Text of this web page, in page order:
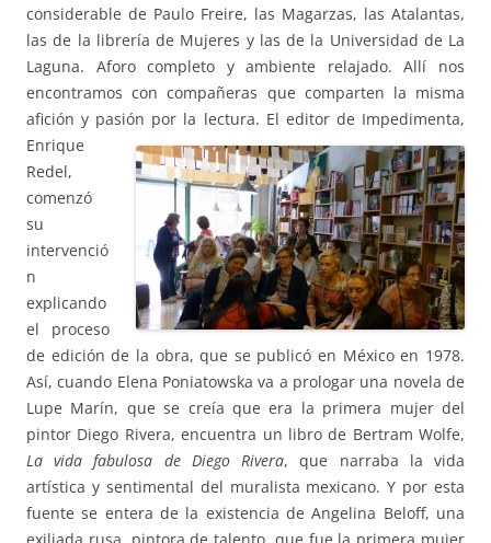
considerable de Paulo Freire, las Magarzas, las Atalantas,
las de la librería de Mujeres y las de la Universidad de La
Laguna. Aforo completo y ambiente relajado. Allí nos
encontramos con compañeras que comparten la misma
afición y pasión por la lectura. El editor de Impedimenta,
Enrique
Redel,
comenzó
su
intervenció
n
explicando
el proceso
de edición de la obra, que se publicó en México en 1978.
Así, cuando Elena Poniatowska va a prologar una novela de
Lupe Marín, que se creía que era la primera mujer del
pintor Diego Rivera, encuentra un libro de Bertram Wolfe,
La vida fabulosa de Diego Rivera, que narraba la vida
artística y sentimental del muralista mexicano. Y por esta
fuente se entera de la existencia de Angelina Beloff, una